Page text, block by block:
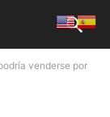
venderse por